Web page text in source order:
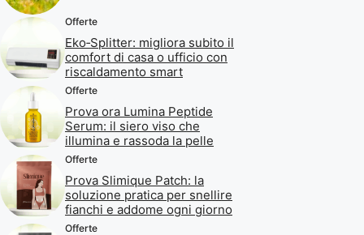
Offerte
Eko‑Splitter: migliora subito il
comfort di casa o ufficio con
riscaldamento smart
Offerte
Prova ora Lumina Peptide
Serum: il siero viso che
illumina e rassoda la pelle
Offerte
Prova Slimique Patch: la
soluzione pratica per snellire
fianchi e addome ogni giorno
Offerte